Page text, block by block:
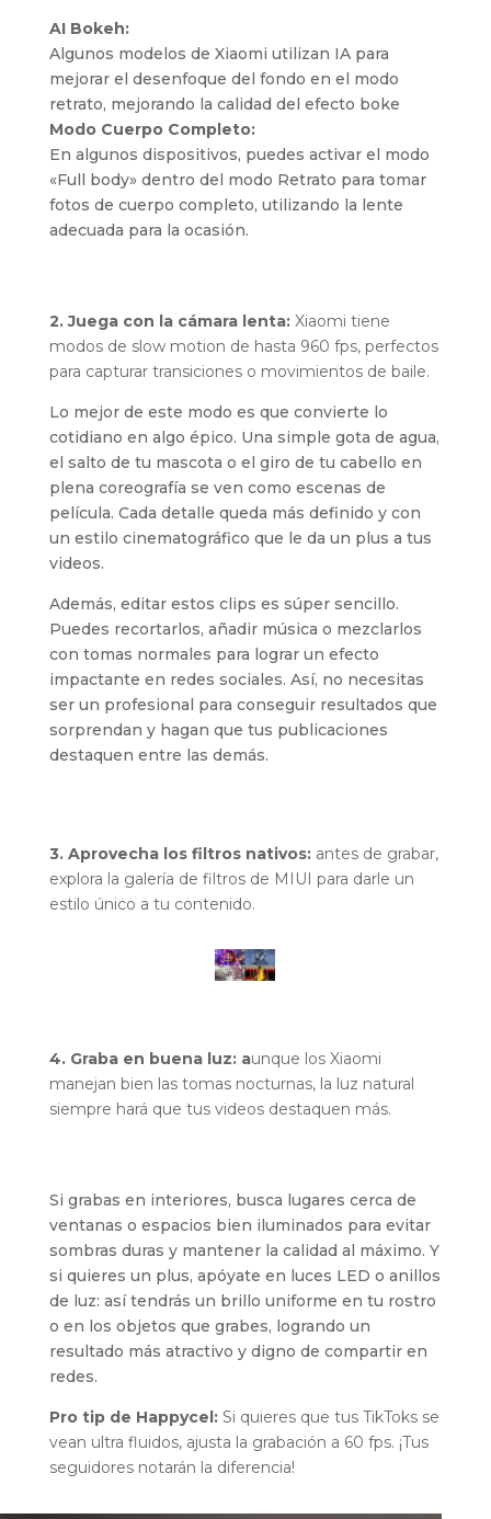
AI Bokeh:
Algunos modelos de Xiaomi utilizan IA para
mejorar el desenfoque del fondo en el modo
retrato, mejorando la calidad del efecto boke
Modo Cuerpo Completo:
En algunos dispositivos, puedes activar el modo
«Full body» dentro del modo Retrato para tomar
fotos de cuerpo completo, utilizando la lente
adecuada para la ocasión.
2. Juega con la cámara lenta: Xiaomi tiene
modos de slow motion de hasta 960 fps, perfectos
para capturar transiciones o movimientos de baile.
Lo mejor de este modo es que convierte lo
cotidiano en algo épico. Una simple gota de agua,
el salto de tu mascota o el giro de tu cabello en
plena coreografía se ven como escenas de
película. Cada detalle queda más definido y con
un estilo cinematográfico que le da un plus a tus
videos.
Además, editar estos clips es súper sencillo.
Puedes recortarlos, añadir música o mezclarlos
con tomas normales para lograr un efecto
impactante en redes sociales. Así, no necesitas
ser un profesional para conseguir resultados que
sorprendan y hagan que tus publicaciones
destaquen entre las demás.
3. Aprovecha los filtros nativos:antes de grabar,
explora la galería de filtros de MIUI para darle un
estilo único a tu contenido.
4. Graba en buena luz: aunque los Xiaomi
manejan bien las tomas nocturnas, la luz natural
siempre hará que tus videos destaquen más.
Si grabas en interiores, busca lugares cerca de
ventanas o espacios bien iluminados para evitar
sombras duras y mantener la calidad al máximo. Y
si quieres un plus, apóyate en luces LED o anillos
de luz: así tendrás un brillo uniforme en tu rostro
o en los objetos que grabes, logrando un
resultado más atractivo y digno de compartir en
redes.
Pro tip de Happycel:Si quieres que tus TikToks se
vean ultra fluidos, ajusta la grabación a 60 fps. ¡Tus
seguidores notarán la diferencia!